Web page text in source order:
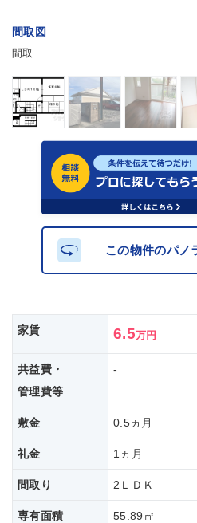
間取図
間取
この物件のパノ
家賃 6.5万円
共益費・
管理費等
-
敷金 0.5ヵ月
礼金 1ヵ月
間取り 2ＬＤＫ
専有面積 55.89㎡